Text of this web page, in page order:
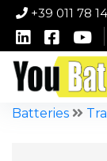
+39 011 78
Batteries